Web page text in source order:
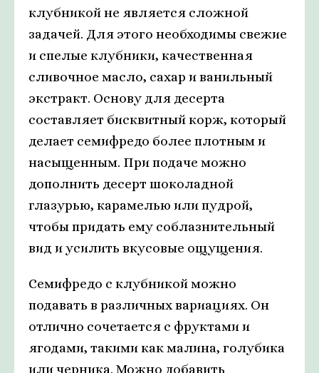
клубникой не является сложной
задачей. Для этого необходимы свежие
и спелые клубники, качественная
сливочное масло, сахар и ванильный
экстракт. Основу для десерта
составляет бисквитный корж, который
делает семифредо более плотным и
насыщенным. При подаче можно
дополнить десерт шоколадной
глазурью, карамелью или пудрой,
чтобы придать ему соблазнительный
вид и усилить вкусовые ощущения.
Семифредо с клубникой можно
подавать в различных вариациях. Он
отлично сочетается с фруктами и
ягодами, такими как малина, голубика
или черника. Можно добавить